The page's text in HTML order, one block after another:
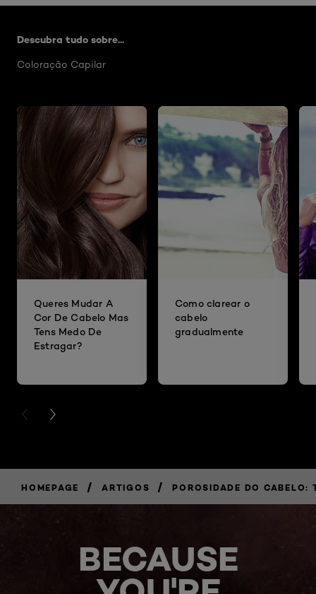
Descubra tudo sobre...
Coloração Capilar
Queres Mudar A
Cor De Cabelo Mas
Tens Medo De
Estragar?
Como clarear o
cabelo
gradualmente
PREVIOUS CARD
NEXT CARD
HOMEPAGE / ARTIGOS / POROSIDADE DO CABELO:
BECAUSE